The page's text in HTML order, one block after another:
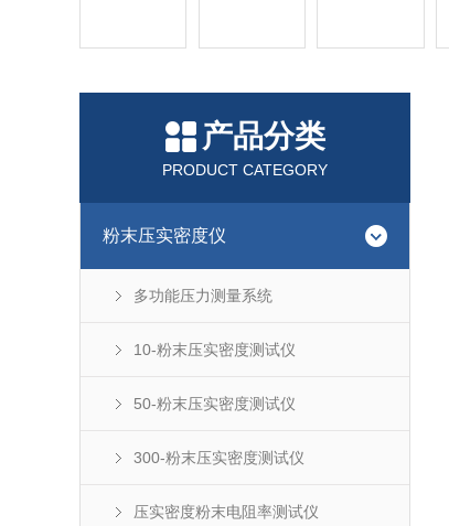
产品分类
PRODUCT CATEGORY
粉末压实密度仪
多功能压力测量系统
10-粉末压实密度测试仪
50-粉末压实密度测试仪
300-粉末压实密度测试仪
压实密度粉末电阻率测试仪